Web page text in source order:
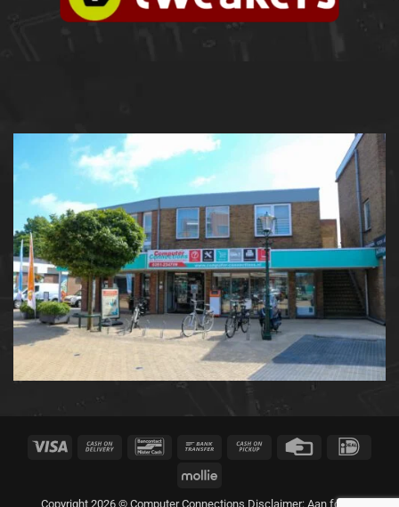
Visa
Cash
Bancontact Bank
Cash
Credit
Mollie
Copyright 2026 © Computer Connections Disclaimer: Aan foto's,